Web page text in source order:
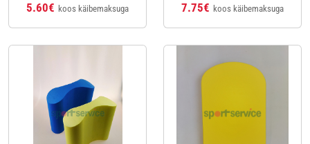
5.60€ koos käibemaksuga 7.75€ koos käibemaksuga